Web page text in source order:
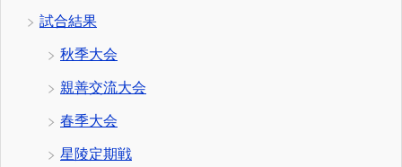
試合結果
秋季大会
親善交流大会
春季大会
星陵定期戦